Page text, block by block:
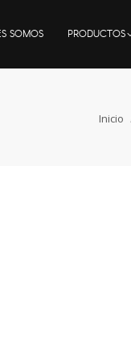
SOMOS PRODUCTOS
Inicio